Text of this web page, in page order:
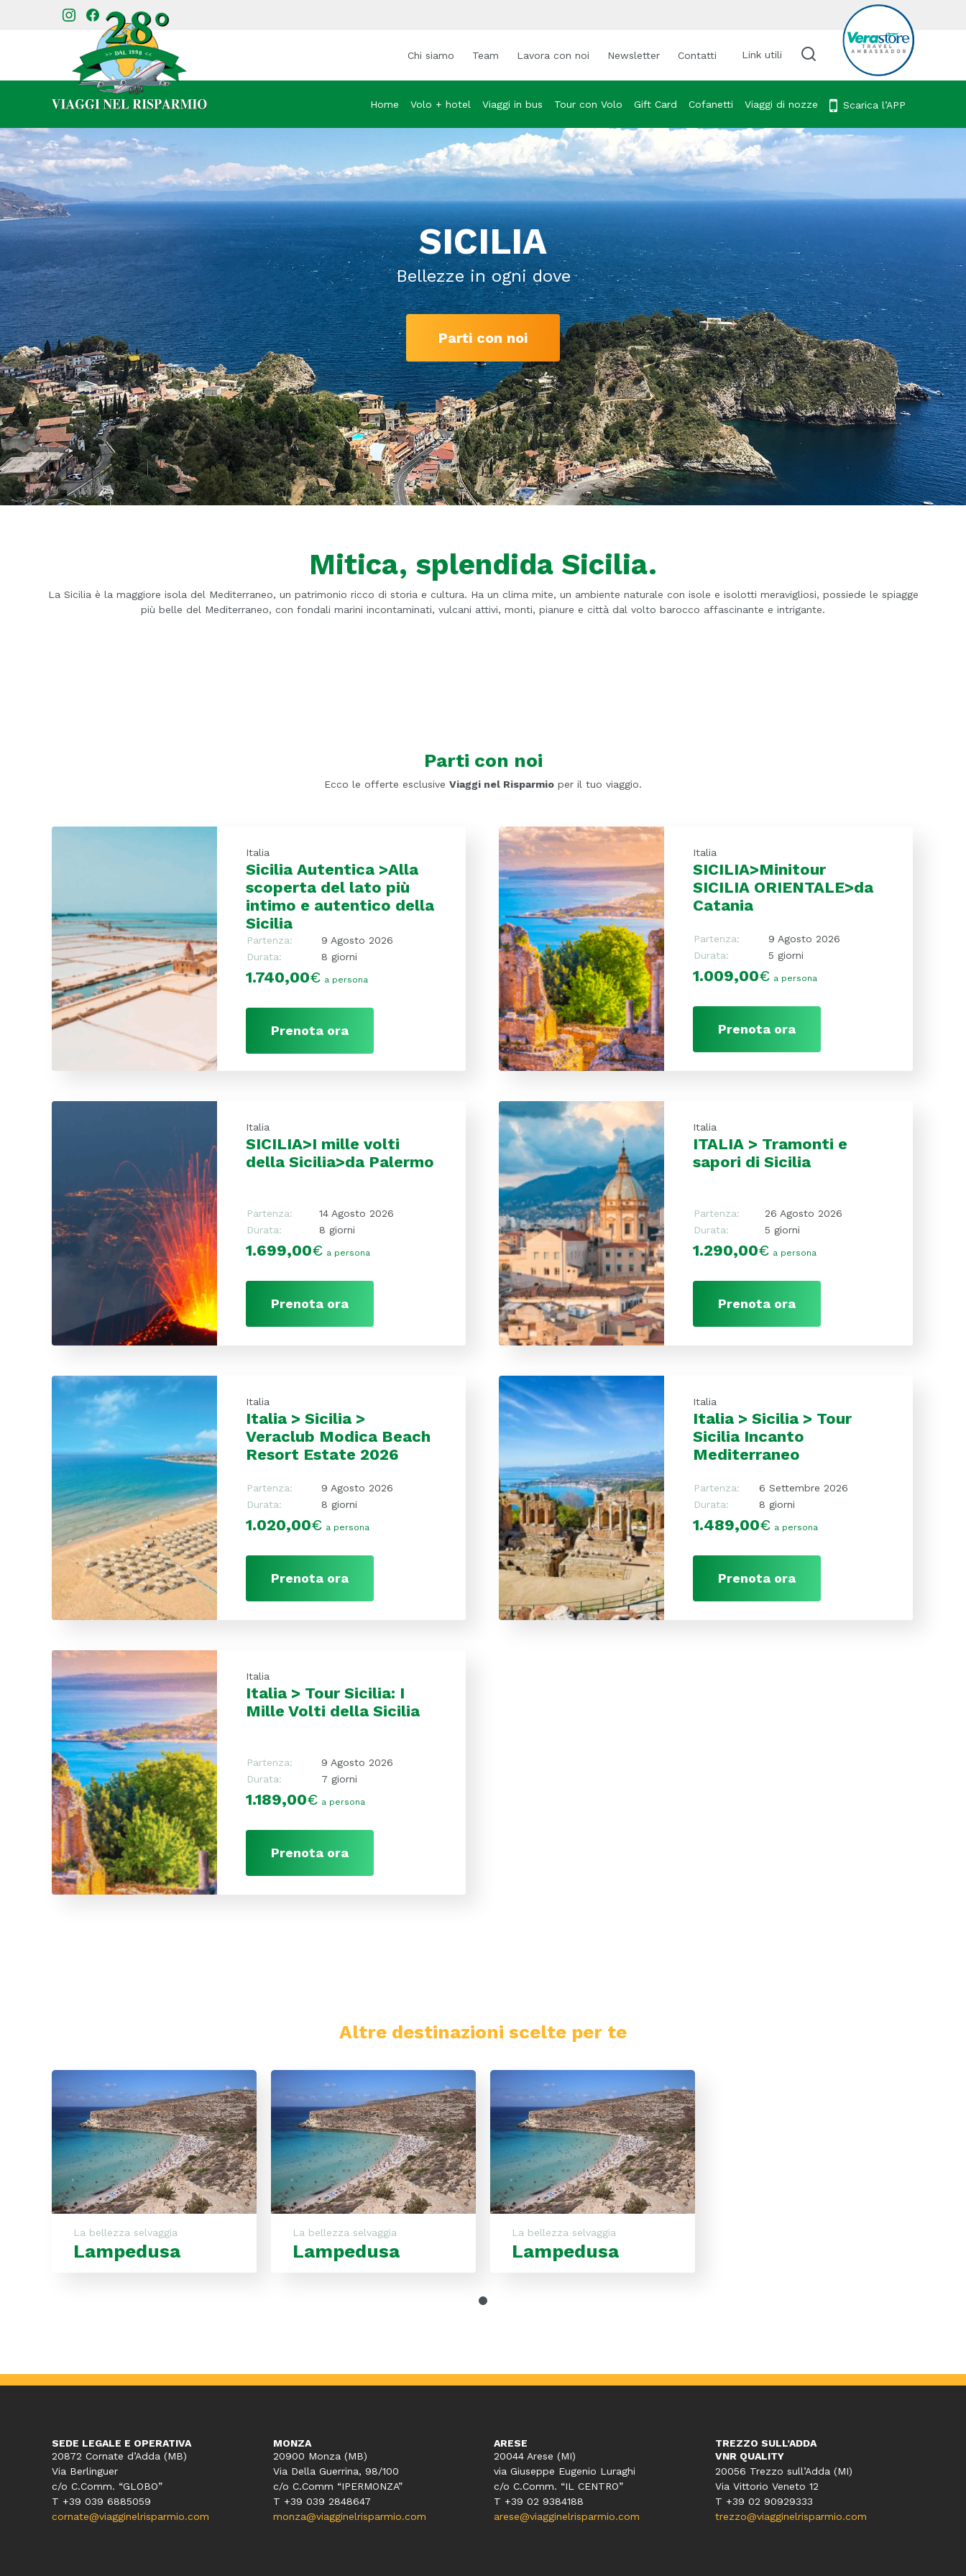
Chi siamo Team Lavora con noi Newsletter Contatti Link utili Cerca viaggio
Home Volo + hotel Viaggi in bus Tour con Volo Gift Card Cofanetti Viaggi di nozze Scarica l’APP
SICILIA
Bellezze in ogni dove
Parti con noi
Mitica, splendida Sicilia.
La Sicilia è la maggiore isola del Mediterraneo, un patrimonio ricco di storia e cultura. Ha un clima mite, un ambiente naturale con isole e isolotti meravigliosi, possiede le spiagge
più belle del Mediterraneo, con fondali marini incontaminati, vulcani attivi, monti, pianure e città dal volto barocco affascinante e intrigante.
Parti con noi
Ecco le offerte esclusive Viaggi nel Risparmio per il tuo viaggio.
Italia
Sicilia Autentica >Alla
scoperta del lato più
intimo e autentico della
Sicilia
Partenza:
9 Agosto 2026
Durata:
8 giorni
1.740,00€ a persona
Prenota ora
Italia
SICILIA>Minitour
SICILIA ORIENTALE>da
Catania
Partenza:
9 Agosto 2026
Durata:
5 giorni
1.009,00€ a persona
Prenota ora
Italia
SICILIA>I mille volti
della Sicilia>da Palermo
Partenza:
14 Agosto 2026
Durata:
8 giorni
1.699,00€ a persona
Prenota ora
Italia
ITALIA > Tramonti e
sapori di Sicilia
Partenza:
26 Agosto 2026
Durata:
5 giorni
1.290,00€ a persona
Prenota ora
Italia
Italia > Sicilia >
Veraclub Modica Beach
Resort Estate 2026
Partenza:
9 Agosto 2026
Durata:
8 giorni
1.020,00€ a persona
Prenota ora
Italia
Italia > Sicilia > Tour
Sicilia Incanto
Mediterraneo
Partenza:
6 Settembre 2026
Durata:
8 giorni
1.489,00€ a persona
Prenota ora
Italia
Italia > Tour Sicilia: I
Mille Volti della Sicilia
Partenza:
9 Agosto 2026
Durata:
7 giorni
1.189,00€ a persona
Prenota ora
Altre destinazioni scelte per te
La bellezza selvaggia
Lampedusa
Lampedusa
La bellezza selvaggia
Lampedusa
Lampedusa
La bellezza selvaggia
Lampedusa
Lampedusa
SEDE LEGALE E OPERATIVA
20872 Cornate d’Adda (MB)
Via Berlinguer
c/o C.Comm. “GLOBO”
T +39 039 6885059
cornate@viagginelrisparmio.com
MONZA
20900 Monza (MB)
Via Della Guerrina, 98/100
c/o C.Comm “IPERMONZA”
T +39 039 2848647
monza@viagginelrisparmio.com
ARESE
20044 Arese (MI)
via Giuseppe Eugenio Luraghi
c/o C.Comm. “IL CENTRO”
T +39 02 9384188
arese@viagginelrisparmio.com
TREZZO SULL’ADDA
VNR QUALITY
20056 Trezzo sull’Adda (MI)
Via Vittorio Veneto 12
T +39 02 90929333
trezzo@viagginelrisparmio.com